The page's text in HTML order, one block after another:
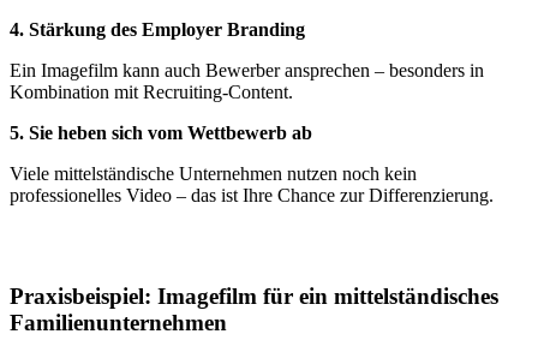
4. Stärkung des Employer Branding
Ein Imagefilm kann auch Bewerber ansprechen – besonders in
Kombination mit Recruiting-Content.
5. Sie heben sich vom Wettbewerb ab
Viele mittelständische Unternehmen nutzen noch kein
professionelles Video – das ist Ihre Chance zur Differenzierung.
Praxisbeispiel: Imagefilm für ein mittelständisches
Familienunternehmen